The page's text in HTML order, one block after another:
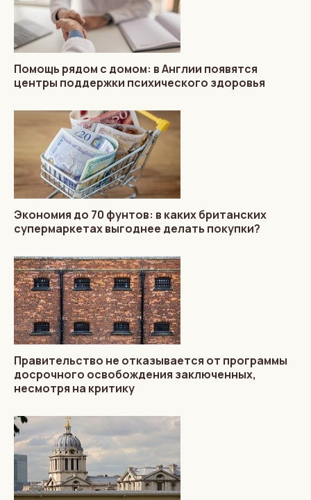
Помощь рядом с домом: в Англии появятся
центры поддержки психического здоровья
Экономия до 70 фунтов: в каких британских
супермаркетах выгоднее делать покупки?
Правительство не отказывается от программы
досрочного освобождения заключенных,
несмотря на критику